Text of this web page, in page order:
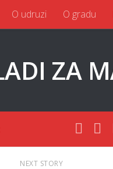
O udruzi O gradu
NEXT STORY